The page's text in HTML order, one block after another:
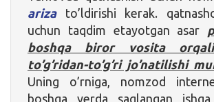
arizato’ldirishi kerak.
uchun taqdim etayotgan asar
boshqa biror vosita
to’g’ridan-to’g’ri jo’natilishi
Uning o’rniga, nomzod
boshqa yerda saqlangan